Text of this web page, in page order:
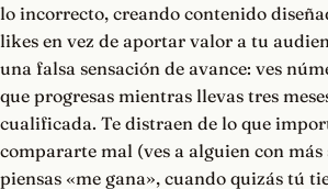
lo incorrecto, creando contenido
likes en vez de aportar valor a tu
una falsa sensación de avance: ves
que progresas mientras llevas tres
cualificada. Te distraen de lo que
compararte mal (ves a alguien con más
piensas «me gana», cuando quizás tú